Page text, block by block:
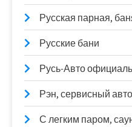
Русская парная,
Русские бани
Русь-Авто
Рэн, сервисный
С легким паром,